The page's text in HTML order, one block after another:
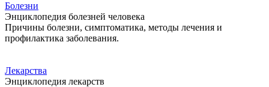
Болезни
Энциклопедия болезней человека
Причины болезни, симптоматика, методы лечения и
профилактика заболевания.
Лекарства
Энциклопедия лекарств